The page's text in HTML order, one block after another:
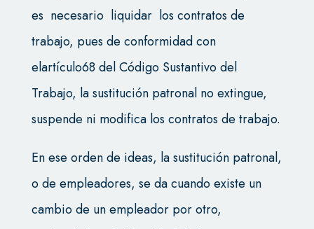
es necesario liquidar los contratos de
trabajo, pues de conformidad con
elartículo68 del Código Sustantivo del
Trabajo, la sustitución patronal no extingue,
suspende ni modifica los contratos de trabajo.
En ese orden de ideas, la sustitución patronal,
o de empleadores, se da cuando existe un
cambio de un empleador por otro,